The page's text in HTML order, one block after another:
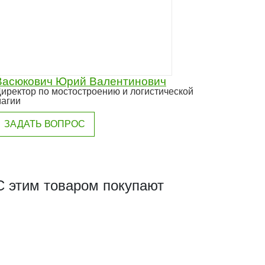
Юрий Валентинович
по мостостроению и логистической
ЗАДАТЬ ВОПРОС